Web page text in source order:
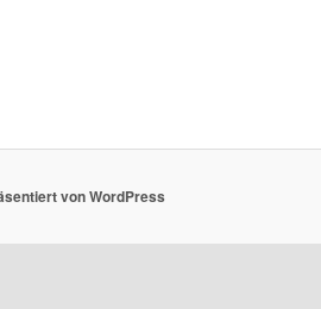
von WordPress